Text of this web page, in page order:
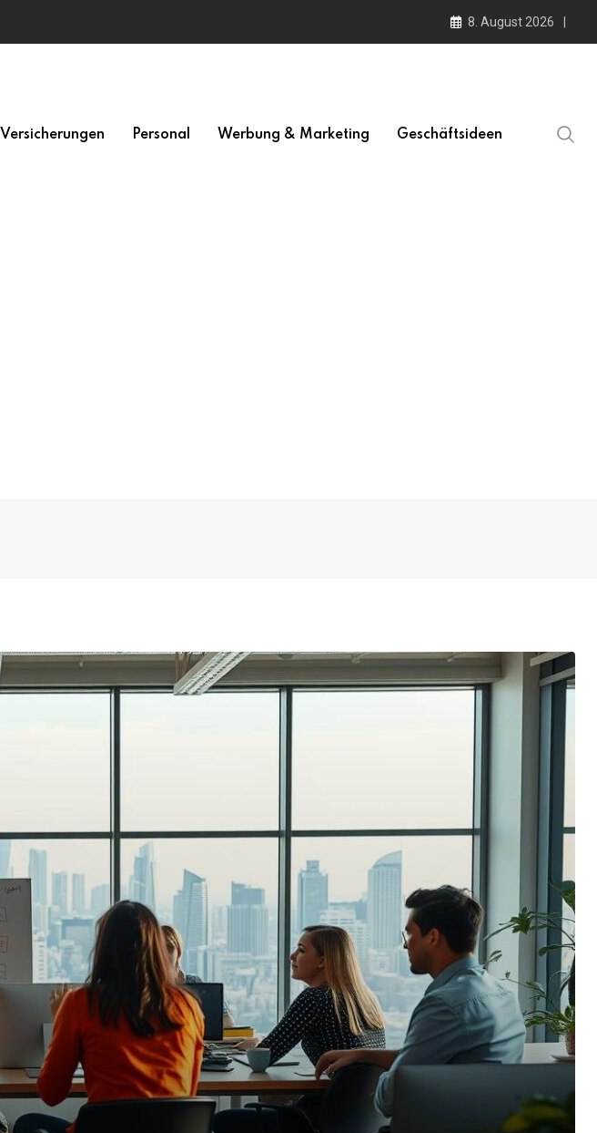
8. August 2026
Versicherungen Personal Werbung & Marketing Geschäftsideen